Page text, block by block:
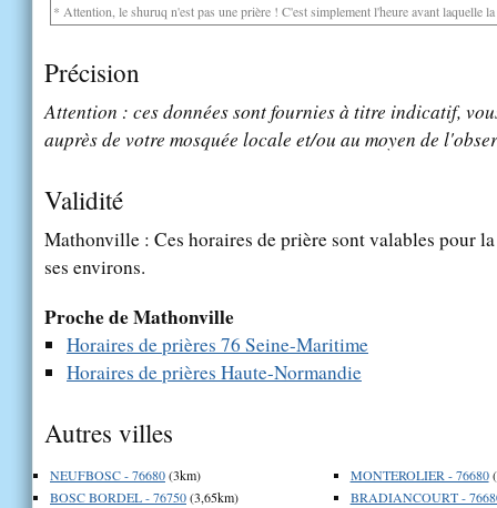
* Attention, le shuruq n'est pas une prière ! C'est simplement l'heure avant laquelle
Précision
Attention : ces données sont fournies à titre indicatif,
auprès de votre mosquée locale et/ou au moyen de
Validité
Mathonville : Ces horaires de prière sont valables pour
ses environs.
Proche de Mathonville
Horaires de prières 76 Seine-Maritime
Horaires de prières Haute-Normandie
Autres villes
NEUFBOSC - 76680(3km)
BOSC BORDEL - 76750(3,65km)
MONTEROLIER - 76680
BRADIANCOURT -